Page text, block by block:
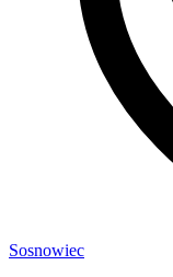
Sosnowiec